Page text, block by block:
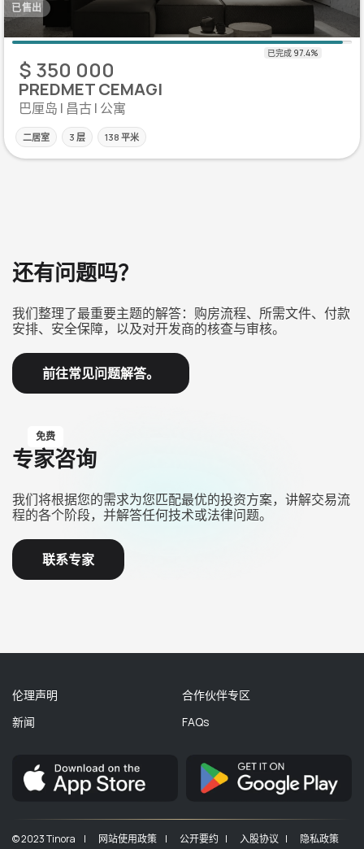
已售出
$ 350 000
PREDMET CEMAGI
巴厘岛 | 昌古 | 公寓
二居室 3 层 138 平米
还有问题吗？
我们整理了最重要主题的解答：购房流程、所需文件、付款
安排、安全保障，以及对开发商的核查与审核。
前往常见问题解答。
免费
专家咨询
我们将根据您的需求为您匹配最优的投资方案，讲解交易流
程的各个阶段，并解答任何技术或法律问题。
联系专家
伦理声明
新闻
合作伙伴专区
FAQs
© 2023 Tinora | 网站使用政策 | 公开要约 | 入股协议 | 隐私政策